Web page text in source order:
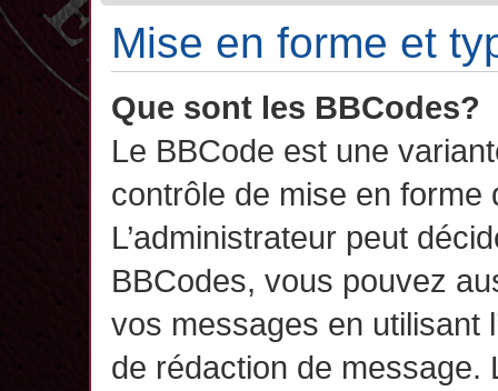
Mise en forme et
Que sont les BBCodes?
Le BBCode est une
contrôle de mise en forme
L’administrateur peut
BBCodes, vous pouvez
vos messages en utilisant
de rédaction de message.